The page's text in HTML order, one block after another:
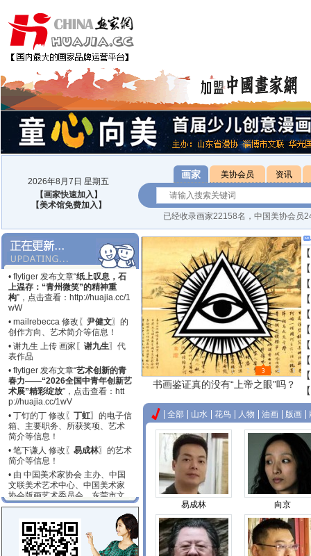
2026年8月7日 星期五
【画家快速加入】
【美术馆免费加入】
画家 美协会员 资讯
已经收录画家22158名，中国美协会员
• flytiger 发布文章“纸上叹息，石
上温存：“青州微笑”的精神重
构”，点击查看： http://huajia.cc/1
wW
• mailrebecca 修改〖 尹健文〗的
创作方向、艺术简介等信息！
• 谢九生 上传 画家〖 谢九生〗代
表作品
• flytiger 发布文章“艺术创新的青
春力——“2026全国中青年创新艺
术展”精彩绽放”，点击查看： htt
p://huajia.cc/1wV
• 丁钉的丁 修改〖 丁虹〗的电子信
箱、主要职务、所获奖项、艺术
简介等信息！
• 笔下谦人 修改〖 易成林〗的艺术
简介等信息！
• 由 中国美术家协会 主办、中国
文联美术艺术中心、中国美术家
协会版画艺术委员会、东莞市文
化广电旅游体育局 承办的〖中国
美协艺委会学术研究展系列：第
二届小幅版画作品展览
〗将于202
6-07-30至2026-09-30在〖
岭南
美术馆〗举办。
1 2 3 4 5
【臻画备案】为画家筑牢“品牌+增
【
【
【
【
【
【
【
【
【
【
全部 山水 花鸟 人物 油画 版画
易成林 向京